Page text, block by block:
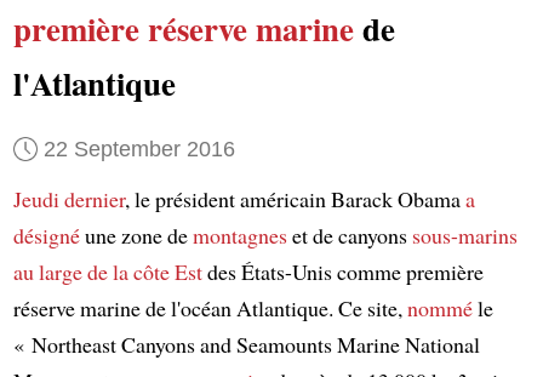
première réserve marinede
l'Atlantique
22 September 2016
Jeudi dernier, le président américain Barack Obamaa
désignéune zone demontagneset de canyons sous-marins
au large dela côte Estdes États-Unis comme première
réserve marine de l'océan Atlantique. Ce site,nomméle
« Northeast Canyons and Seamounts Marine National